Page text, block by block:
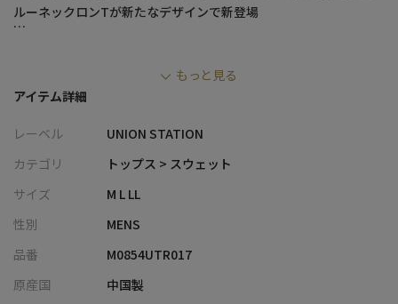
ルーネックロンTが新たなデザインで新登場
したカラーブロック仕様のドッキングスウェット。
１枚でのスタイリングはもちろん、アウターのインナー使いとし
【デザイン/素材】
あります。
秋口のジャケットやカーディガンのインナー使いに、また1枚で着
用しても着こなしに差がつく1枚となります。
もっと見る
アイテム詳細
レーベル
UNION STATION
カテゴリ
トップス > スウェット
サイズ
M L LL
性別
MENS
品番
M0854UTR017
原産国
中国製